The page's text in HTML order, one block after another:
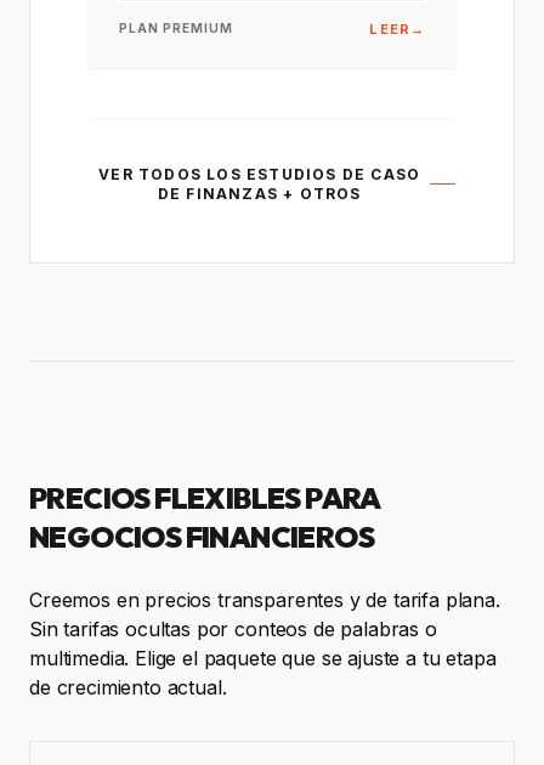
PLAN PREMIUM LEER →
VER TODOS LOS ESTUDIOS DE CASO
DE FINANZAS + OTROS
PRECIOS FLEXIBLES PARA
NEGOCIOS FINANCIEROS
Creemos en precios transparentes y de tarifa plana.
Sin tarifas ocultas por conteos de palabras o
multimedia. Elige el paquete que se ajuste a tu etapa
de crecimiento actual.